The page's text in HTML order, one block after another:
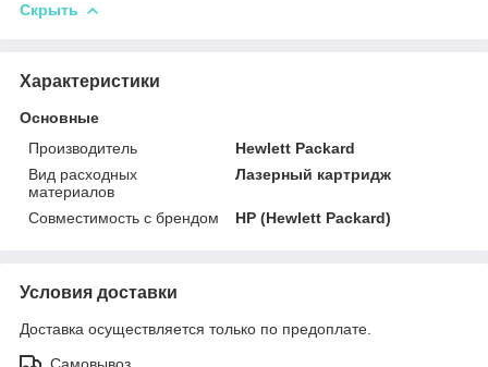
Скрыть
Характеристики
Основные
Производитель
Hewlett Packard
Вид расходных
материалов
Лазерный картридж
Совместимость с брендом HP (Hewlett Packard)
Условия доставки
Доставка осуществляется только по предоплате.
Самовывоз